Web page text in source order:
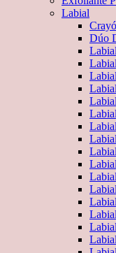
Labial
Dúo